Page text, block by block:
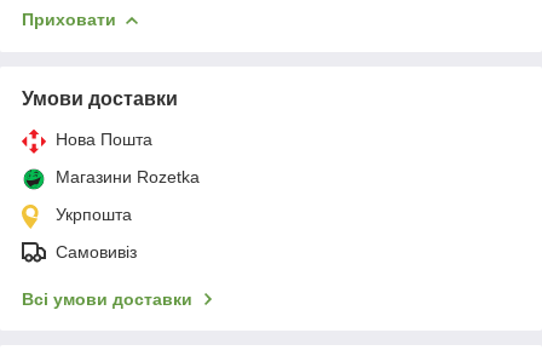
Приховати
Умови доставки
Нова Пошта
Магазини Rozetka
Укрпошта
Самовивіз
Всі умови доставки